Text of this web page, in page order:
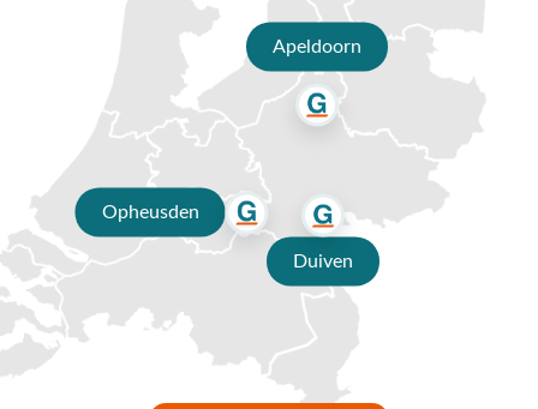
Heb je nog vragen over de GI Ankara buitenkleed? Bel ons
0488-441220, stuur een e-mail naar info@vdgarde.nl
of maak gebruik van de chatfunctie. Uiteraard ben je ook van
harte welkom in onze showroom in Opheusden, Duiven of
Apeldoorn. Onze specialisten voorzien je graag van een
deskundig advies op maat.
Waarom kopen bij Van der Garde
tuinmeubelen?
✔ 80 jaar ervaring
✔ Persoonlijk advies van specialisten
✔ 9.4/10 uit 19.500+ klantbeoordelingen
Apeldoorn
Opheusden
Duiven